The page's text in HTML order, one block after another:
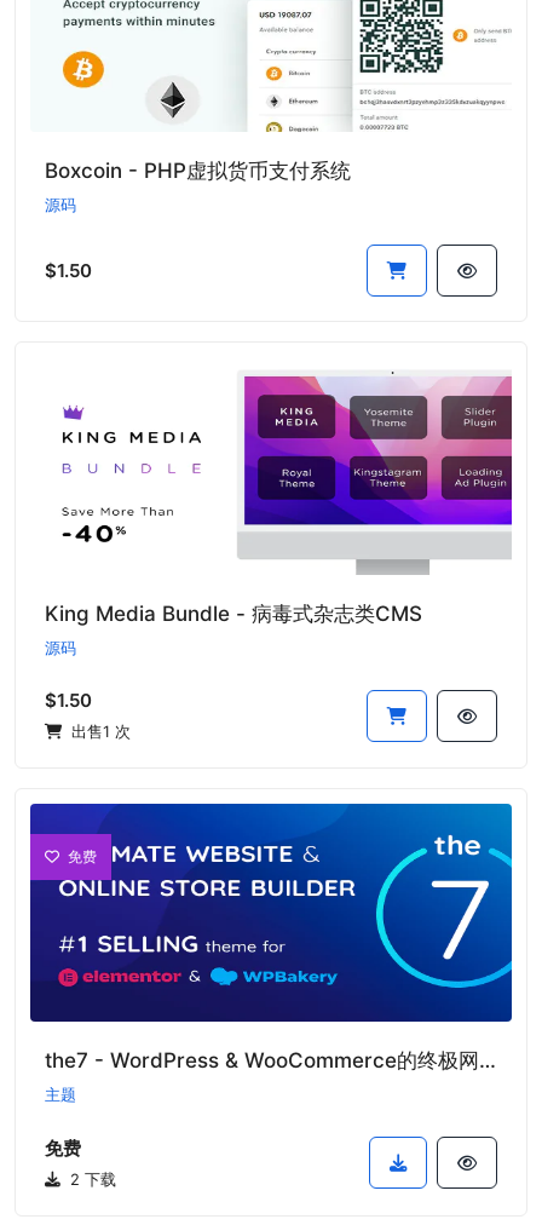
Boxcoin - PHP虚拟货币支付系统
源码
$1.50
King Media Bundle - 病毒式杂志类CMS
源码
$1.50
出售1 次
免费
the7 - WordPress & WooCommerce的终极网站和在线商店构建器
主题
免费
2 下载